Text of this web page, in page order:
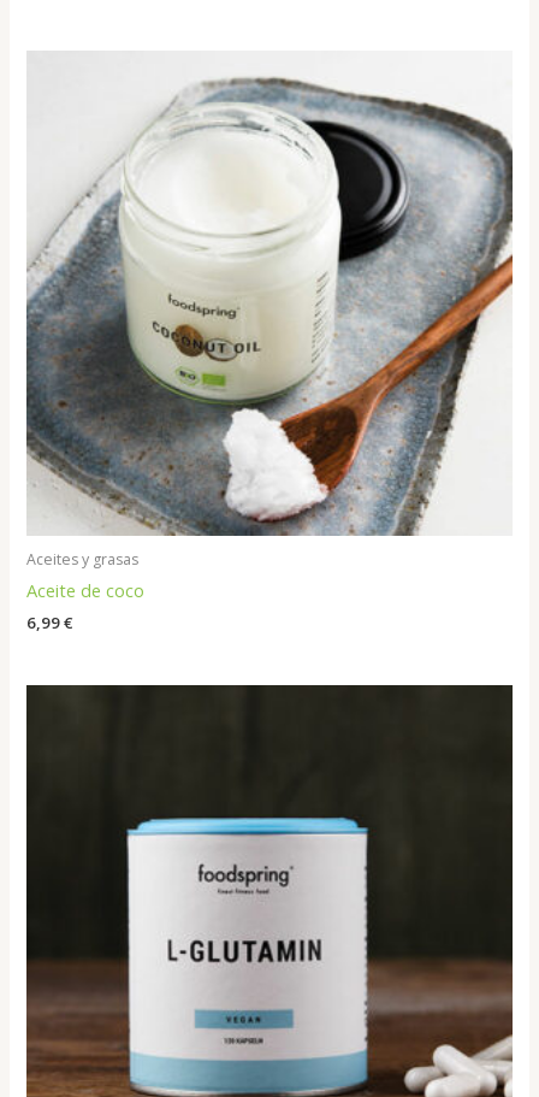
Aceites y grasas
Aceite de coco
6,99€